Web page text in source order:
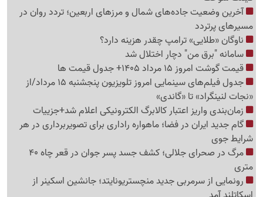
آخرین وضعیت جاده‌های شمال و مرزهای اربعین؛ تردد روان در
مسیرهای پرتردد
ناوگان «طلایی» ترامپ چقدر هزینه دارد؟
سامانه "برق من" دچار اختلال شد
قیمت گوشت امروز 15 مرداد 1405+ جدول قیمت ها
جدول فیلم‌های سینمایی امروز تلویزیون پنجشنبه 15 مرداد/از
«نجات لنینگراد» تا «گاندی»
زمان‌بندی واریز اعتبار کالابرگ الکترونیکی اعلام شد+جزییات
گام جدید ایران در فضا؛ ماهواره راداری برای تصویربرداری در هر
شرایط جوی
مرگ در صحرای جلالی؛ کشف جسد پسر جوان در قعر چاه 40
متری
رونمایی از سرمربی جدید منچستریونایتد؛ جانشین اسکینر از